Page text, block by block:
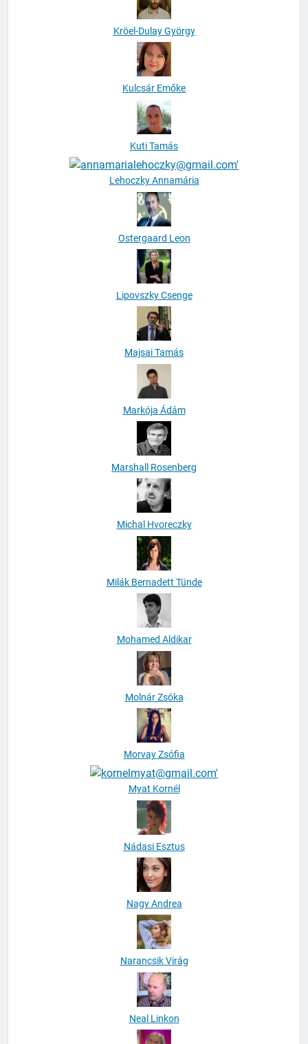
Kröel-Dulay György
Kulcsár Emőke
Kuti Tamás
Lehoczky Annamária
Ostergaard Leon
Lipovszky Csenge
Majsai Tamás
Markója Ádám
Marshall Rosenberg
Michal Hvoreczky
Milák Bernadett Tünde
Mohamed Aldikar
Molnár Zsóka
Morvay Zsófia
Myat Kornél
Nádasi Esztus
Nagy Andrea
Narancsik Virág
Neal Linkon